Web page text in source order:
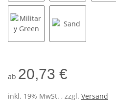
Royal Stone Blue
ab 20,73 €
inkl. 19% MwSt. , zzgl. Versand